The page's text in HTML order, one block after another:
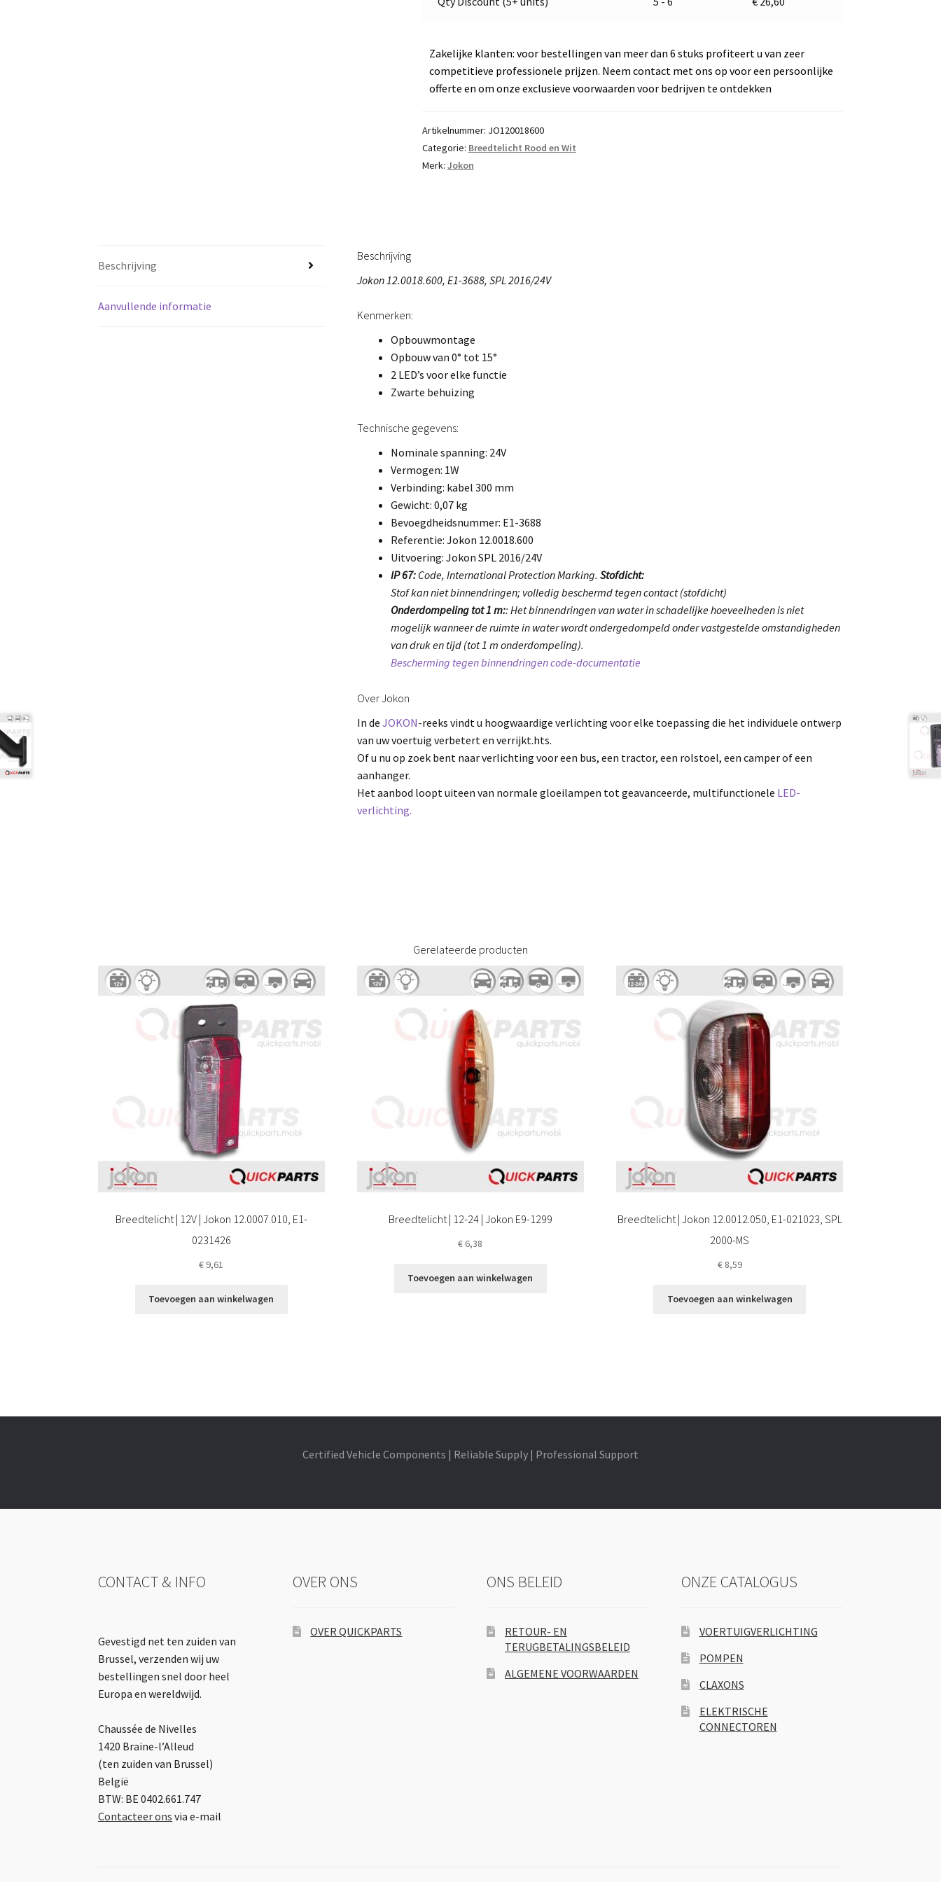
aantal
Zakelijke klanten: voor bestellingen van meer dan 6 stuks profiteert u van zeer
competitieve professionele prijzen. Neem contact met ons op voor een persoonlijke
offerte en om onze exclusieve voorwaarden voor bedrijven te ontdekken
Artikelnummer: JO120018600
Categorie: Breedtelicht Rood en Wit
Merk: Jokon
Beschrijving
Aanvullende informatie
Beschrijving
Jokon 12.0018.600, E1-3688, SPL 2016/24V
Kenmerken:
Opbouwmontage
Opbouw van 0° tot 15°
2 LED’s voor elke functie
Zwarte behuizing
Technische gegevens:
Nominale spanning: 24V
Vermogen: 1W
Verbinding: kabel 300 mm
Gewicht: 0,07 kg
Bevoegdheidsnummer: E1-3688
Referentie: Jokon 12.0018.600
Uitvoering: Jokon SPL 2016/24V
IP 67: Code, International Protection Marking.Stofdicht:
Stof kan niet binnendringen; volledig beschermd tegen contact (stofdicht)
Onderdompeling tot 1 m:: Het binnendringen van water in schadelijke hoeveelheden is niet
mogelijk wanneer de ruimte in water wordt ondergedompeld onder vastgestelde omstandigheden
van druk en tijd (tot 1 m onderdompeling).
Bescherming tegen binnendringen code-documentatie
Over Jokon
In deJOKON-reeks vindt u hoogwaardige verlichting voor elke toepassing die het individuele ontwerp
van uw voertuig verbetert en verrijkt.hts.
Of u nu op zoek bent naar verlichting voor een bus, een tractor, een rolstoel, een camper of een
aanhanger.
Het aanbod loopt uiteen van normale gloeilampen tot geavanceerde, multifunctionele LED-
verlichting.
Gerelateerde producten
Breedtelicht | 12V | Jokon 12.0007.010, E1-
0231426
€ 9,61
Toevoegen aan winkelwagen
Breedtelicht | 12-24 | Jokon E9-1299
€ 6,38
Toevoegen aan winkelwagen
Breedtelicht | Jokon 12.0012.050, E1-021023, SPL
2000-MS
€8,59
Toevoegen aan winkelwagen
Certified Vehicle Components | Reliable Supply | Professional Support
CONTACT & INFO
Gevestigd net ten zuiden van
Brussel, verzenden wij uw
bestellingen snel door heel
Europa en wereldwijd.
Chaussée de Nivelles
1420 Braine-l’Alleud
(ten zuiden van Brussel)
België
BTW: BE 0402.661.747
Contacteer ons via e-mail
OVER ONS
OVER QUICKPARTS
ONS BELEID
RETOUR- EN
TERUGBETALINGSBELEID
ALGEMENE VOORWAARDEN
ONZE CATALOGUS
VOERTUIGVERLICHTING
POMPEN
CLAXONS
ELEKTRISCHE
CONNECTOREN